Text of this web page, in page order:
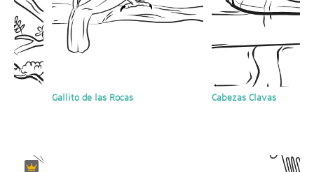
Gallito de las Rocas Cabezas Clavas